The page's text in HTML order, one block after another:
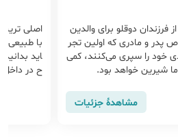
فرزندان دوقلو برای والدین
پدر و مادری که اولین تجر
خود را سپری می‌کنند، کمی
شیرین خواهد بود.
مشاهدهٔ جزئیات
اصلی
با طبیعی
اید
ح در داخل